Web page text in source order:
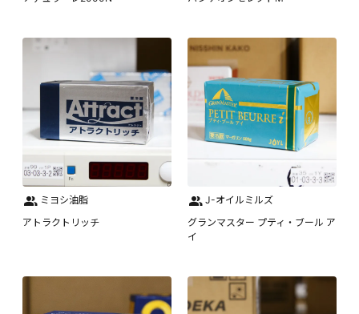
ミヨシ油脂
アトラクトリッチ
J-オイルミルズ
グランマスター プティ・ブール ア
イ